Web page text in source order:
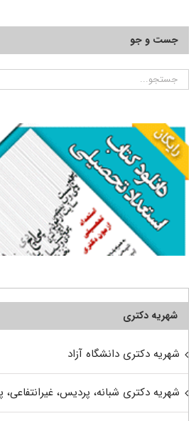
جست و جو
جستجو
شهریه دکتری
شهریه دکتری دانشگاه آزاد
شهریه دکتری شبانه، پردیس، غیرانتفاعی،